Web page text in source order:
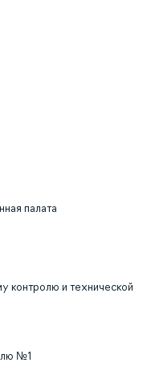
палата
контролю и технической
№1